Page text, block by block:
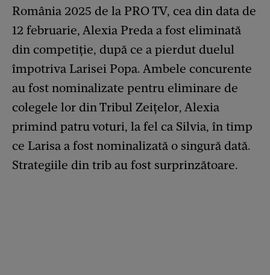
România 2025 de la PRO TV, cea din data de
12 februarie, Alexia Preda a fost eliminată
din competiție, după ce a pierdut duelul
împotriva Larisei Popa. Ambele concurente
au fost nominalizate pentru eliminare de
colegele lor din Tribul Zeițelor, Alexia
primind patru voturi, la fel ca Silvia, în timp
ce Larisa a fost nominalizată o singură dată.
Strategiile din trib au fost surprinzătoare.